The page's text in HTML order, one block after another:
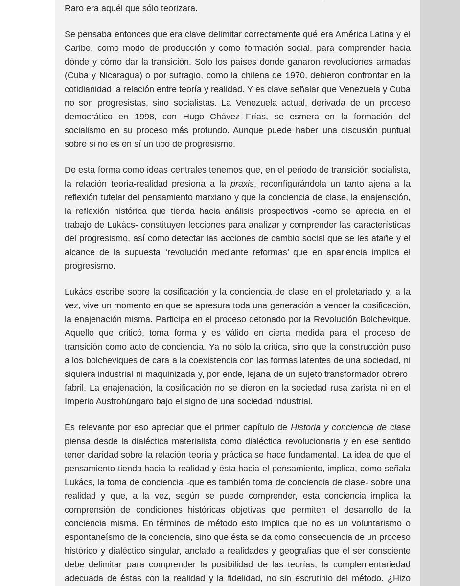
Raro era aquél que sólo teorizara.
Se pensaba entonces que era clave delimitar correctamente qué era América Latina y el
Caribe, como modo de producción y como formación social, para comprender hacia
dónde y cómo dar la transición. Solo los países donde ganaron revoluciones armadas
(Cuba y Nicaragua) o por sufragio, como la chilena de 1970, debieron confrontar en la
cotidianidad la relación entre teoría y realidad. Y es clave señalar que Venezuela y Cuba
no son progresistas, sino socialistas. La Venezuela actual, derivada de un proceso
democrático en 1998, con Hugo Chávez Frías, se esmera en la formación del
socialismo en su proceso más profundo. Aunque puede haber una discusión puntual
sobre si no es en sí un tipo de progresismo.
De esta forma como ideas centrales tenemos que, en el periodo de transición socialista,
la relación teoría-realidad presiona a la praxis, reconfigurándola un tanto ajena a la
reflexión tutelar del pensamiento marxiano y que la conciencia de clase, la enajenación,
la reflexión histórica que tienda hacia análisis prospectivos -como se aprecia en el
trabajo de Lukács- constituyen lecciones para analizar y comprender las características
del progresismo, así como detectar las acciones de cambio social que se les atañe y el
alcance de la supuesta ‘revolución mediante reformas’ que en apariencia implica el
progresismo.
Lukács escribe sobre la cosificación y la conciencia de clase en el proletariado y, a la
vez, vive un momento en que se apresura toda una generación a vencer la cosificación,
la enajenación misma. Participa en el proceso detonado por la Revolución Bolchevique.
Aquello que criticó, toma forma y es válido en cierta medida para el proceso de
transición como acto de conciencia. Ya no sólo la crítica, sino que la construcción puso
a los bolcheviques de cara a la coexistencia con las formas latentes de una sociedad, ni
siquiera industrial ni maquinizada y, por ende, lejana de un sujeto transformador obrero-
fabril. La enajenación, la cosificación no se dieron en la sociedad rusa zarista ni en el
Imperio Austrohúngaro bajo el signo de una sociedad industrial.
Es relevante por eso apreciar que el primer capítulo deHistoria y conciencia de clase
piensa desde la dialéctica materialista como dialéctica revolucionaria y en ese sentido
tener claridad sobre la relación teoría y práctica se hace fundamental. La idea de que el
pensamiento tienda hacia la realidad y ésta hacia el pensamiento, implica, como señala
Lukács, la toma de conciencia -que es también toma de conciencia de clase- sobre una
realidad y que, a la vez, según se puede comprender, esta conciencia implica la
comprensión de condiciones históricas objetivas que permiten el desarrollo de la
conciencia misma. En términos de método esto implica que no es un voluntarismo o
espontaneísmo de la conciencia, sino que ésta se da como consecuencia de un proceso
histórico y dialéctico singular, anclado a realidades y geografías que el ser consciente
debe delimitar para comprender la posibilidad de las teorías, la complementariedad
adecuada de éstas con la realidad y la fidelidad, no sin escrutinio del método. ¿Hizo